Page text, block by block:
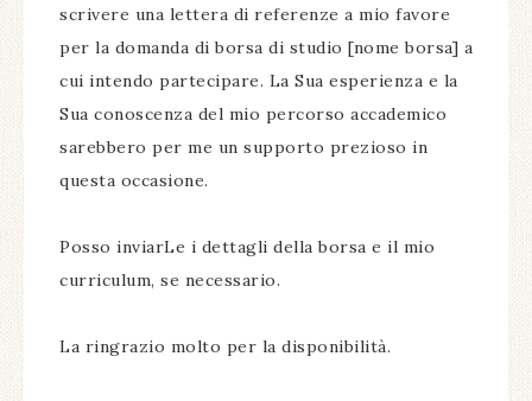
scrivere una lettera di referenze a mio favore
per la domanda di borsa di studio [nome borsa] a
cui intendo partecipare. La Sua esperienza e la
Sua conoscenza del mio percorso accademico
sarebbero per me un supporto prezioso in
questa occasione.
Posso inviarLe i dettagli della borsa e il mio
curriculum, se necessario.
La ringrazio molto per la disponibilità.